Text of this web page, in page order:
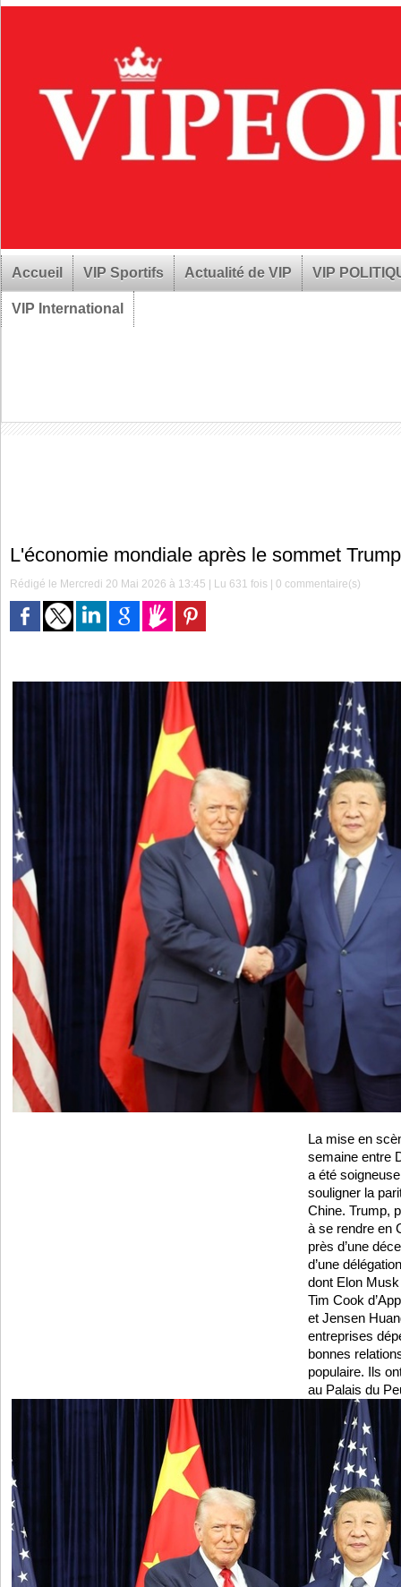
Accueil VIP Sportifs Actualité de VIP VIP
VIP International
L'économie mondiale après le sommet
Rédigé le Mercredi 20 Mai 2026 à 13:45 | Lu 631 fois |0 commentaire(s)
La mise en
semaine entre
a été
souligner la
Chine. Trump,
à se rendre en
près d’une
d’une
dont Elon
Tim Cook
et Jensen
entreprises
bonnes
populaire. Ils
au Palais du